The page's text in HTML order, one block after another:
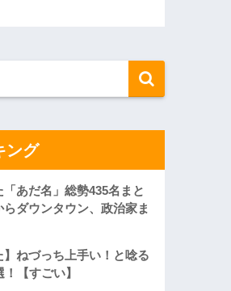
ング
あだ名」総勢435名まと
ダウンタウン、政治家ま
】ねづっち上手い！と唸る
【すごい】